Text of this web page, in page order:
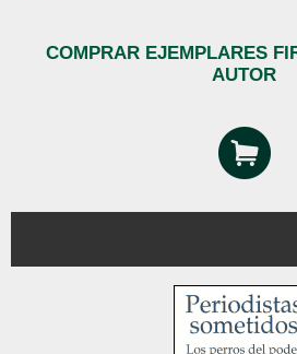
COMPRAR EJEMPLARES
AUTOR